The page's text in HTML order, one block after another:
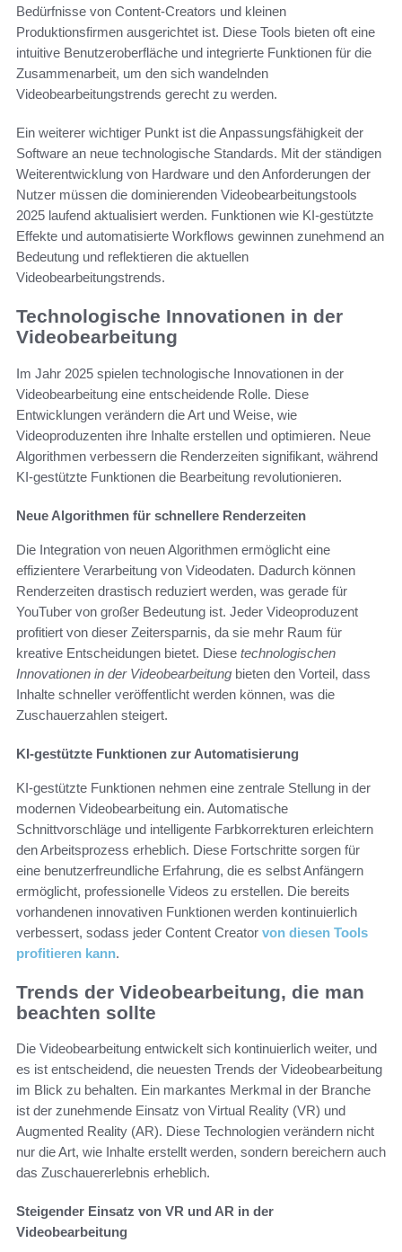
Bedürfnisse von Content-Creators und kleinen
Produktionsfirmen ausgerichtet ist. Diese Tools bieten oft eine
intuitive Benutzeroberfläche und integrierte Funktionen für die
Zusammenarbeit, um den sich wandelnden
Videobearbeitungstrends gerecht zu werden.
Ein weiterer wichtiger Punkt ist die Anpassungsfähigkeit der
Software an neue technologische Standards. Mit der ständigen
Weiterentwicklung von Hardware und den Anforderungen der
Nutzer müssen die dominierenden Videobearbeitungstools
2025 laufend aktualisiert werden. Funktionen wie KI-gestützte
Effekte und automatisierte Workflows gewinnen zunehmend an
Bedeutung und reflektieren die aktuellen
Videobearbeitungstrends.
Technologische Innovationen in der
Videobearbeitung
Im Jahr 2025 spielen technologische Innovationen in der
Videobearbeitung eine entscheidende Rolle. Diese
Entwicklungen verändern die Art und Weise, wie
Videoproduzenten ihre Inhalte erstellen und optimieren. Neue
Algorithmen verbessern die Renderzeiten signifikant, während
KI-gestützte Funktionen die Bearbeitung revolutionieren.
Neue Algorithmen für schnellere Renderzeiten
Die Integration von neuen Algorithmen ermöglicht eine
effizientere Verarbeitung von Videodaten. Dadurch können
Renderzeiten drastisch reduziert werden, was gerade für
YouTuber von großer Bedeutung ist. Jeder Videoproduzent
profitiert von dieser Zeitersparnis, da sie mehr Raum für
kreative Entscheidungen bietet. Diese technologischen
Innovationen in der Videobearbeitung bieten den Vorteil, dass
Inhalte schneller veröffentlicht werden können, was die
Zuschauerzahlen steigert.
KI-gestützte Funktionen zur Automatisierung
KI-gestützte Funktionen nehmen eine zentrale Stellung in der
modernen Videobearbeitung ein. Automatische
Schnittvorschläge und intelligente Farbkorrekturen erleichtern
den Arbeitsprozess erheblich. Diese Fortschritte sorgen für
eine benutzerfreundliche Erfahrung, die es selbst Anfängern
ermöglicht, professionelle Videos zu erstellen. Die bereits
vorhandenen innovativen Funktionen werden kontinuierlich
verbessert, sodass jeder Content Creator von diesen Tools
profitieren kann.
Trends der Videobearbeitung, die man
beachten sollte
Die Videobearbeitung entwickelt sich kontinuierlich weiter, und
es ist entscheidend, die neuesten Trends der Videobearbeitung
im Blick zu behalten. Ein markantes Merkmal in der Branche
ist der zunehmende Einsatz von Virtual Reality (VR) und
Augmented Reality (AR). Diese Technologien verändern nicht
nur die Art, wie Inhalte erstellt werden, sondern bereichern auch
das Zuschauererlebnis erheblich.
Steigender Einsatz von VR und AR in der
Videobearbeitung